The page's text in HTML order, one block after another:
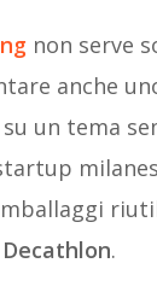
non serve
anche
un tema
.